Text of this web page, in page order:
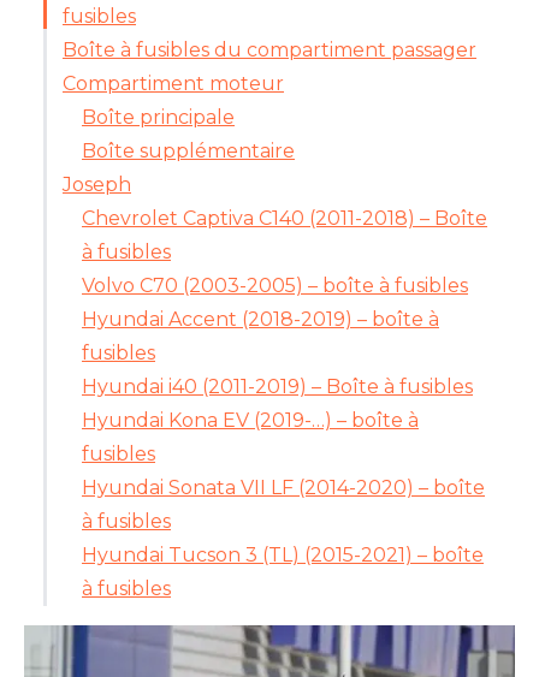
fusibles
Boîte à fusibles du compartiment passager
Compartiment moteur
Boîte principale
Boîte supplémentaire
Joseph
Chevrolet Captiva C140 (2011-2018) – Boîte
à fusibles
Volvo C70 (2003-2005) – boîte à fusibles
Hyundai Accent (2018-2019) – boîte à
fusibles
Hyundai i40 (2011-2019) – Boîte à fusibles
Hyundai Kona EV (2019-…) – boîte à
fusibles
Hyundai Sonata VII LF (2014-2020) – boîte
à fusibles
Hyundai Tucson 3 (TL) (2015-2021) – boîte
à fusibles